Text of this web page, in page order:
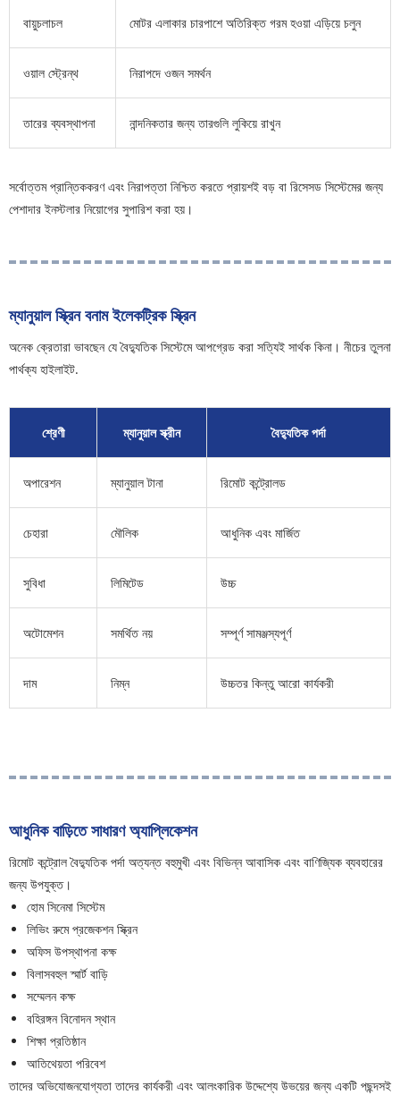
বায়ুচলাচল মোটর এলাকার চারপাশে অতিরিক্ত গরম হওয়া এড়িয়ে চলুন
ওয়াল স্ট্রেন্থ নিরাপদে ওজন সমর্থন
তারের ব্যবস্থাপনা নান্দনিকতার জন্য তারগুলি লুকিয়ে রাখুন
সর্বোত্তম প্রান্তিককরণ এবং নিরাপত্তা নিশ্চিত করতে প্রায়শই বড় বা রিসেসড সিস্টেমের জন্য
পেশাদার ইনস্টলার নিয়োগের সুপারিশ করা হয়।
ম্যানুয়াল স্ক্রিন বনাম ইলেকট্রিক স্ক্রিন
অনেক ক্রেতারা ভাবছেন যে বৈদ্যুতিক সিস্টেমে আপগ্রেড করা সত্যিই সার্থক কিনা। নীচের তুলনা
পার্থক্য হাইলাইট.
শ্রেণী ম্যানুয়াল স্ক্রীন বৈদ্যুতিক পর্দা
অপারেশন ম্যানুয়াল টানা রিমোট কন্ট্রোলড
চেহারা মৌলিক আধুনিক এবং মার্জিত
সুবিধা লিমিটেড উচ্চ
অটোমেশন সমর্থিত নয় সম্পূর্ণ সামঞ্জস্যপূর্ণ
দাম নিম্ন উচ্চতর কিন্তু আরো কার্যকরী
আধুনিক বাড়িতে সাধারণ অ্যাপ্লিকেশন
রিমোট কন্ট্রোল বৈদ্যুতিক পর্দা অত্যন্ত বহুমুখী এবং বিভিন্ন আবাসিক এবং বাণিজ্যিক ব্যবহারের
জন্য উপযুক্ত।
হোম সিনেমা সিস্টেম
লিভিং রুমে প্রজেকশন স্ক্রিন
অফিস উপস্থাপনা কক্ষ
বিলাসবহুল স্মার্ট বাড়ি
সম্মেলন কক্ষ
বহিরঙ্গন বিনোদন স্থান
শিক্ষা প্রতিষ্ঠান
আতিথেয়তা পরিবেশ
তাদের অভিযোজনযোগ্যতা তাদের কার্যকরী এবং আলংকারিক উদ্দেশ্যে উভয়ের জন্য একটি পছন্দসই